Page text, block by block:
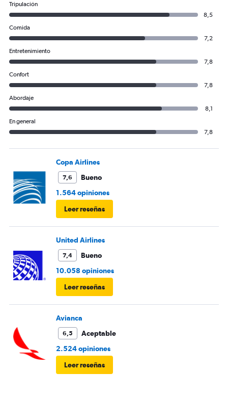
Tripulación
8,5
Comida
7,2
Entretenimiento
7,8
Confort
7,8
Abordaje
8,1
En general
7,8
Copa Airlines
7,6
Bueno
1.564 opiniones
Leer reseñas
United Airlines
7,4
Bueno
10.058 opiniones
Leer reseñas
Avianca
6,5
Aceptable
2.524 opiniones
Leer reseñas